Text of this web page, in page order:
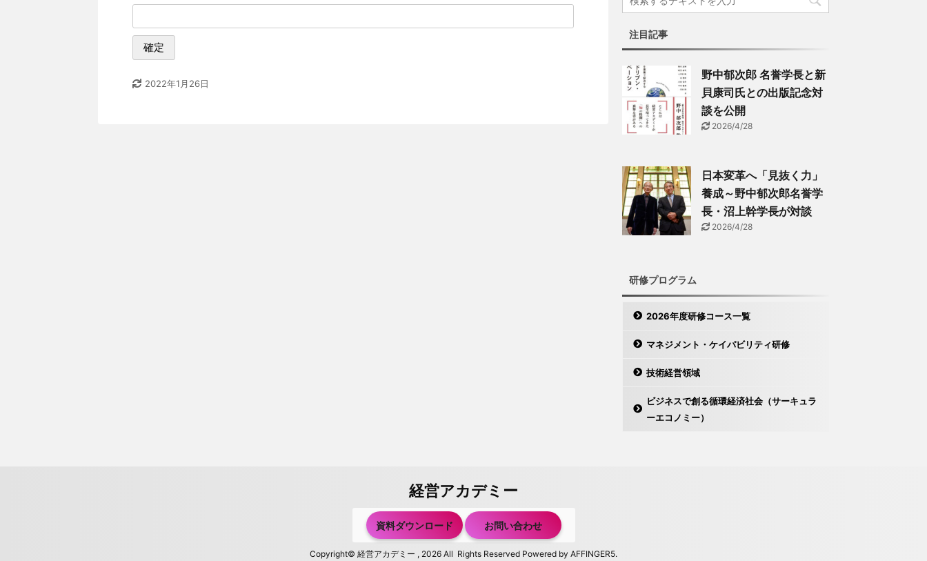
2022年1月26日
注目記事
野中郁次郎 名誉学長と新
貝康司氏との出版記念対
談を公開
2026/4/28
日本変革へ「見抜く力」
養成～野中郁次郎名誉学
長・沼上幹学長が対談
2026/4/28
研修プログラム
2026年度研修コース一覧
マネジメント・ケイパビリティ研修
技術経営領域
ビジネスで創る循環経済社会（サーキュラ
ーエコノミー）
経営アカデミー
資料ダウンロード お問い合わせ
Copyright© 経営アカデミー , 2026 All Rights Reserved Powered by AFFINGER5.